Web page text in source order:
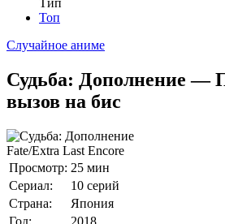
Тип
Топ
Случайное аниме
Судьба: Дополнение —
вызов на бис
Fate/Extra Last Encore
Просмотр: 25 мин
Сериал:
10 серий
Страна:
Япония
Год:
2018